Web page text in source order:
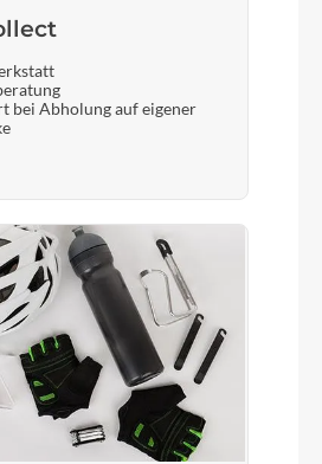
bei Abholung auf eigener